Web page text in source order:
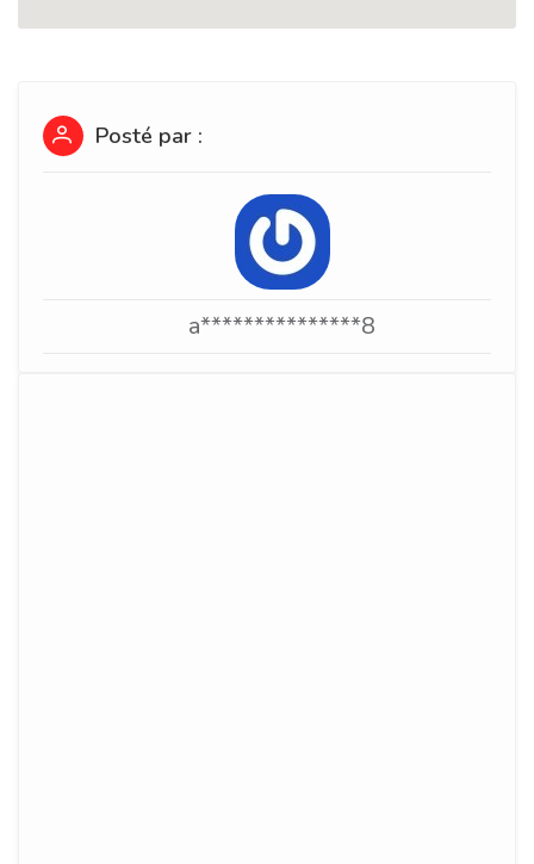
Posté par :
a***************8